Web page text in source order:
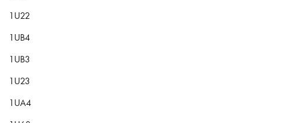
1U22
1UB4
1UB3
1U23
1UA4